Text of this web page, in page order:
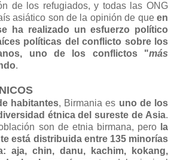
de los refugiados, y todas las ONG
asiático son de la opinión de que en
ha realizado un esfuerzo político
políticas del conflicto sobre los
uno de los conflictos "más
.
habitantes, Birmania es uno de los
étnica del sureste de Asia.
son de etnia birmana, pero la
está distribuida entre 135 minorías
aja, chin, danu, kachim, kokang,